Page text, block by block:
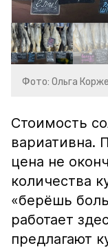
Фото: Ольга
Стоимость
вариативна.
цена не
количества
«берёшь
работает
предлагают